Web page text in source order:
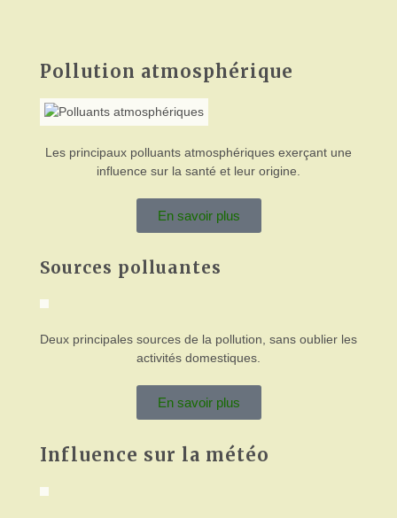
Pollution atmosphérique
Les principaux polluants atmosphériques exerçant une
influence sur la santé et leur origine.
En savoir plus
Sources polluantes
Deux principales sources de la pollution, sans oublier les
activités domestiques.
En savoir plus
Influence sur la météo